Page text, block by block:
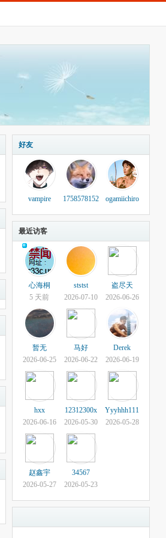
好友
vampire 1758578152 ogamiichiro
最近访客
心海桐
5 天前
ststst
2026-07-10
盗尽天
2026-06-26
暂无
2026-06-25
马好
2026-06-22
Derek
2026-06-19
hxx
2026-06-16
12312300x
2026-05-30
Yyyhhh111
2026-05-28
赵鑫宇
2026-05-27
34567
2026-05-23